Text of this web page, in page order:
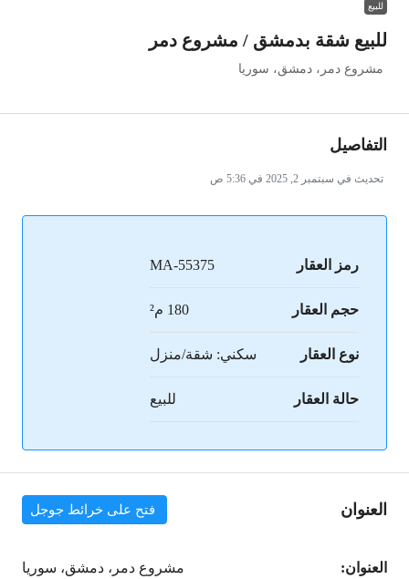
للبيع
للبيع شقة بدمشق / مشروع دمر
مشروع دمر، دمشق، سوريا
التفاصيل
تحديث في سبتمبر 2, 2025 في 5:36 ص
رمز العقار MA-55375
حجم العقار 180 م²
نوع العقار سكني: شقة/منزل
حالة العقار للبيع
العنوان فتح على خرائط جوجل
العنوان: مشروع دمر، دمشق، سوريا